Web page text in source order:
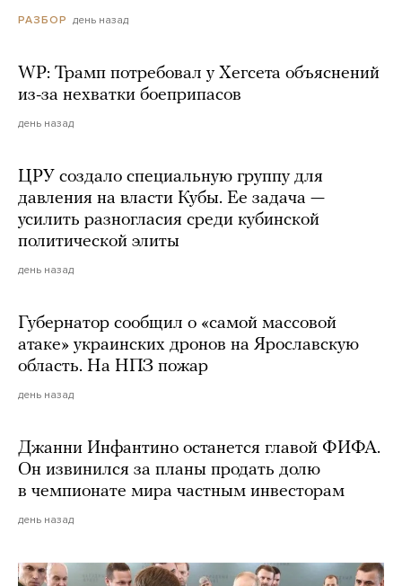
РАЗБОР день назад
WP: Трамп потребовал у Хегсета объяснений
из-за нехватки боеприпасов
день назад
ЦРУ создало специальную группу для
давления на власти Кубы. Ее задача —
усилить разногласия среди кубинской
политической элиты
день назад
Губернатор сообщил о «самой массовой
атаке» украинских дронов на Ярославскую
область. На НПЗ пожар
день назад
Джанни Инфантино останется главой ФИФА.
Он извинился за планы продать долю
в чемпионате мира частным инвесторам
день назад